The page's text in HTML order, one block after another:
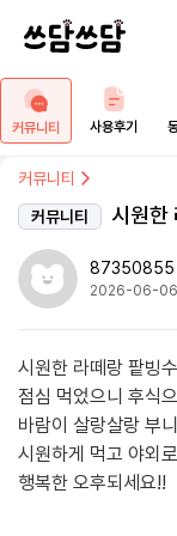
커뮤니티 사용후기
커뮤니티
커뮤니티
시원한
87350855
2026-06-
시원한 라떼랑 팥빙
점심 먹었으니 후식
바람이 살랑살랑 부
시원하게 먹고 야외
행복한 오후되세요!!